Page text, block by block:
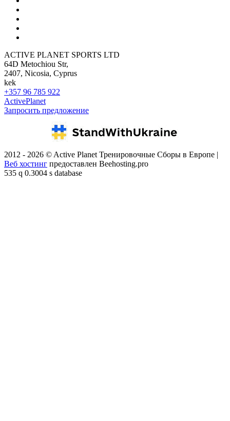
ACTIVE PLANET SPORTS LTD
64D Metochiou Str,
2407, Nicosia, Cyprus
kek
+357 96 785 922
ActivePlanet
Запросить предложение
2012 - 2026 © Active Planet Тренировочные Сборы в Европе |
Веб хостинг предоставлен Beehosting.pro
535 q 0.3004 s database